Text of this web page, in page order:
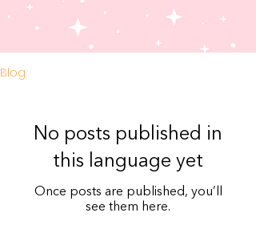
Blog
No posts published in
this language yet
Once posts are published, you’ll
see them here.